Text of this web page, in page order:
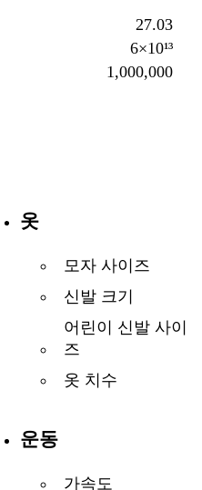
27.03
6×10¹³
1,000,000
옷
모자 사이즈
신발 크기
어린이 신발 사이
즈
옷 치수
운동
가속도